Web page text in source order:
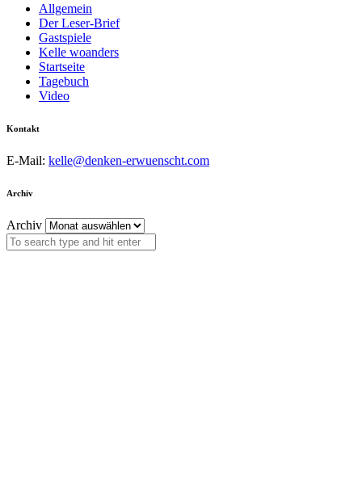
Allgemein
Der Leser-Brief
Gastspiele
Kelle woanders
Startseite
Tagebuch
Video
Kontakt
E-Mail: kelle@denken-erwuenscht.com
Archiv
Archiv